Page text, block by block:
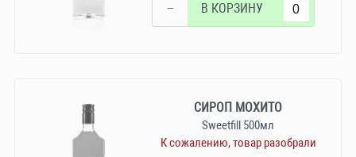
− В КОРЗИНУ
СИРОП МОХИТО
Sweetfill 500мл
К сожалению, товар разобрали